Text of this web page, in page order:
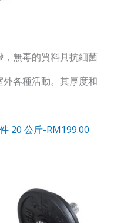
無毒的質料具抗細菌
各種活動。其厚度和
20 公斤-RM199.00